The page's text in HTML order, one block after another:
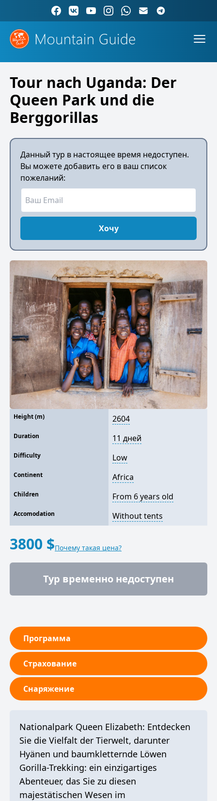
Tour nach Uganda: Der
Queen Park und die
Berggorillas
Height (m) 2604
Duration 11 дней
Difficulty Low
Continent Africa
Children From 6 years old
Accomodation Without tents
3800 $Почему такая цена?
Тур временно недоступен
Программа
Страхование
Снаряжение
Nationalpark Queen Elizabeth: Entdecken
Sie die Vielfalt der Tierwelt, darunter
Hyänen und baumkletternde Löwen
Gorilla-Trekking: ein einzigartiges
Abenteuer, das Sie zu diesen
majestätischen Wesen im
Данный тур в настоящее время недоступен.
Вы можете добавить его в ваш список
пожеланий:
Хочу